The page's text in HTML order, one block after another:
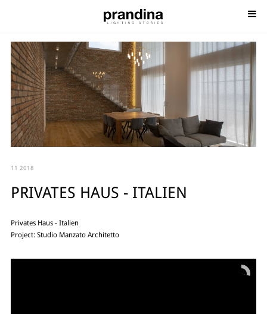
11 2018
PRIVATES HAUS - ITALIEN
Privates Haus - Italien
Project: Studio Manzato Architetto